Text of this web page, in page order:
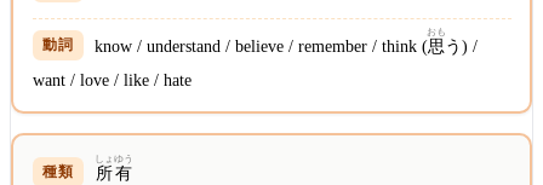
know / understand / believe / remember / think (思
おも
う) /
want / love / like / hate
所
しょ
有
ゆう